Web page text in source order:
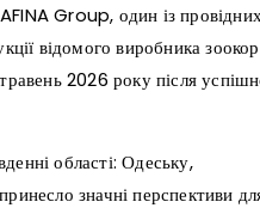
Group, один із
відомого виробника
2026 року після
області: Одеську,
значні перспективи